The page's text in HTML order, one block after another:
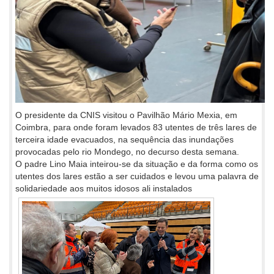
O presidente da CNIS visitou o Pavilhão Mário Mexia, em
Coimbra, para onde foram levados 83 utentes de três lares de
terceira idade evacuados, na sequência das inundações
provocadas pelo rio Mondego, no decurso desta semana.
O padre Lino Maia inteirou-se da situação e da forma como os
utentes dos lares estão a ser cuidados e levou uma palavra de
solidariedade aos muitos idosos ali instalados